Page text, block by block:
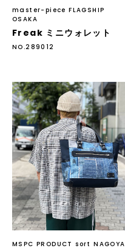
master-piece FLAGSHIP
OSAKA
Freak ミニウォレット
NO.289012
MSPC PRODUCT sort NAGOYA